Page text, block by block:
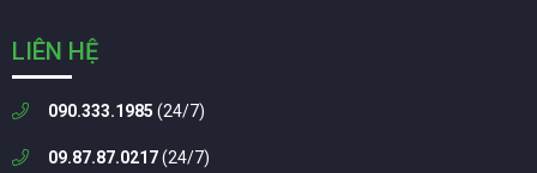
LIÊN HỆ
090.333.1985 (24/7)
09.87.87.0217(24/7)